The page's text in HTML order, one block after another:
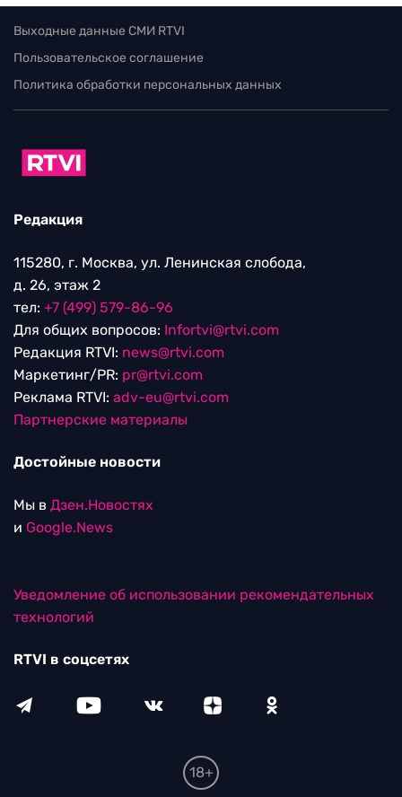
Выходные данные СМИ RTVI
Пользовательское соглашение
Политика обработки персональных данных
Редакция
115280, г. Москва, ул. Ленинская слобода,
д. 26, этаж 2
тел: +7 (499) 579-86-96
Для общих вопросов: Infortvi@rtvi.com
Редакция RTVI: news@rtvi.com
Маркетинг/PR: pr@rtvi.com
Реклама RTVI: adv-eu@rtvi.com
Партнерские материалы
Достойные новости
Мы в Дзен.Новостях
и Google.News
Уведомление об использовании рекомендательных
технологий
RTVI в соцсетях
18+